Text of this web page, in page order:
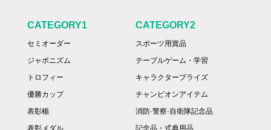
CATEGORY1
セミオーダー
ジャポニズム
トロフィー
優勝カップ
表彰楯
表彰メダル
CATEGORY2
スポーツ用賞品
テーブルゲーム・学習
キャラクタープライズ
チャンピオンアイテム
消防·警察·自衛隊記念品
記念品・式典用品